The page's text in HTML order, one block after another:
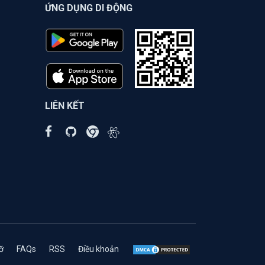
ỨNG DỤNG DI ĐỘNG
LIÊN KẾT
FAQs RSS Điều khoản